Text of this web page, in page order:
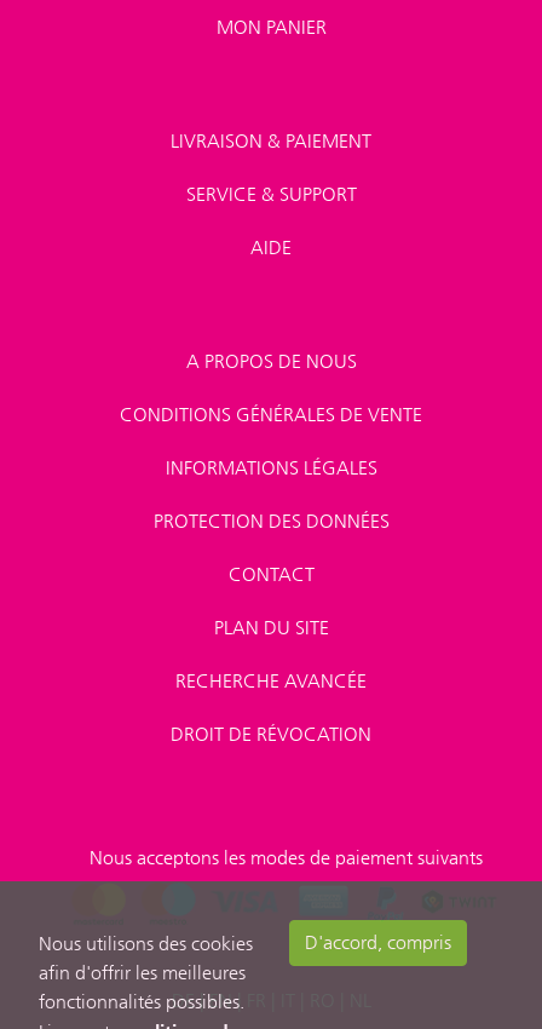
MON PANIER
LIVRAISON & PAIEMENT
SERVICE & SUPPORT
AIDE
A PROPOS DE NOUS
CONDITIONS GÉNÉRALES DE VENTE
INFORMATIONS LÉGALES
PROTECTION DES DONNÉES
CONTACT
PLAN DU SITE
RECHERCHE AVANCÉE
DROIT DE RÉVOCATION
Nous acceptons les modes de paiement suivants
DE|EN|
Nous utilisons des cookies
afin d'offrir les meilleures
fonctionnalités possibles.
D'accord, compris